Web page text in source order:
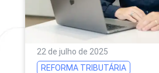
22 de julho de 2025
REFORMA TRIBUTÁRIA